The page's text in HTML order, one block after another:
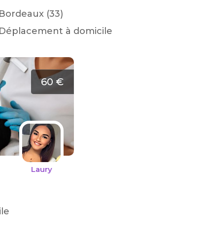
Bordeaux (33)
Déplacement à domicile
60 €
Laury